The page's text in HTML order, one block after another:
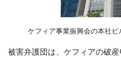
ケフィア事業振興会の本社ビ
被害弁護団は、ケフィアの破